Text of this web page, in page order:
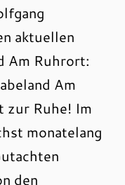
aktuellen
Am Ruhrort:
Am
zur Ruhe! Im
monatelang
den